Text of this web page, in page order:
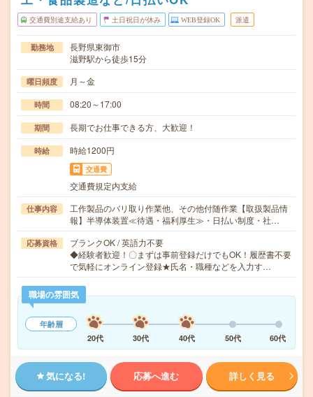
交通費別途支給あり 土日祝日が休み WEB登録OK 派遣
勤務地
長野県東御市
滋野駅から徒歩15分
曜日頻度 月～金
時間 08:20～17:00
期間 長期でお仕事できる方、大歓迎！
時給 時給1200円
交通費
交通費規定内支給
仕事内容
工作製品のバリ取り作業他、その他付随作業【取扱製品情
報】半導体装置≪待遇・福利厚生≫・日払い制度・社…
応募資格
ブランクOK / 英語力不要
◆経験者歓迎！〇まずは事前登録だけでもOK！履歴書不要
で気軽にオンライン登録★氏名・職種などを入力す…
職場の雰囲気
年齢層
20代
30代 40代 50代 60代
気になる! 応募へ進む 詳しく見る